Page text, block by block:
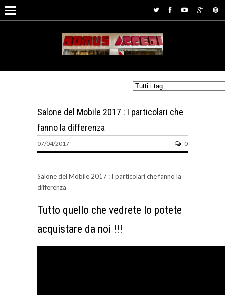
Salone del Mobile 2017 : I particolari che
fanno la differenza
07/04/2017 0
Salone del Mobile 2017 : I particolari che fanno la
differenza
Tutto quello che vedrete lo potete
acquistare da noi !!!